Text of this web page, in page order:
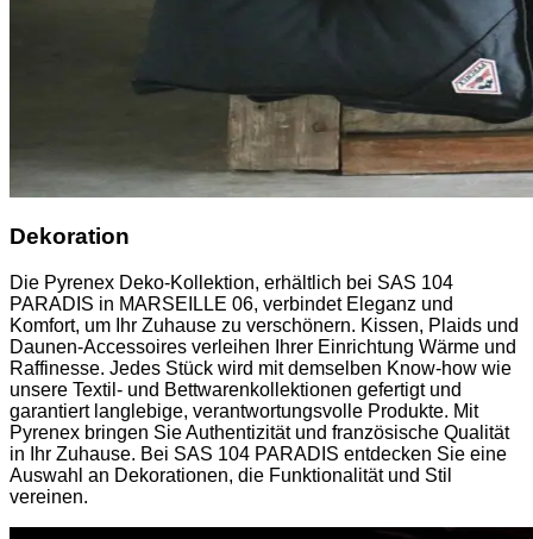
Dekoration
Die Pyrenex Deko-Kollektion, erhältlich bei SAS 104
PARADIS in MARSEILLE 06, verbindet Eleganz und
Komfort, um Ihr Zuhause zu verschönern. Kissen, Plaids und
Daunen-Accessoires verleihen Ihrer Einrichtung Wärme und
Raffinesse. Jedes Stück wird mit demselben Know-how wie
unsere Textil- und Bettwarenkollektionen gefertigt und
garantiert langlebige, verantwortungsvolle Produkte. Mit
Pyrenex bringen Sie Authentizität und französische Qualität
in Ihr Zuhause. Bei SAS 104 PARADIS entdecken Sie eine
Auswahl an Dekorationen, die Funktionalität und Stil
vereinen.